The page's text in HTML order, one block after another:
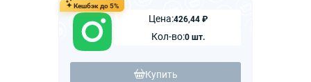
Кешбэк до 5%
Цена:426,44 ₽
Кол-во:0 шт.
Купить